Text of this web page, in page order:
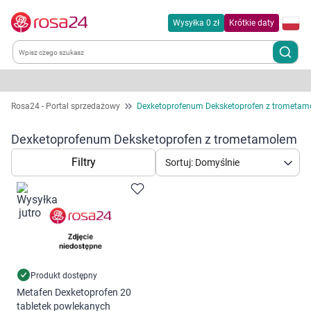
Wysyłka 0 zł Krótkie daty
Kategorie
Chemia gospodarcza
Dla zwierząt
Dom i ogród
Kobieta w ciąży i mama
Rosa24 - Portal sprzedażowy Dexketoprofenum Deksketoprofen z
Dexketoprofenum Deksketoprofen z trometamolem
Filtry Sortuj: Domyślnie
Produkt dostępny
Metafen Dexketoprofen 20
tabletek powlekanych